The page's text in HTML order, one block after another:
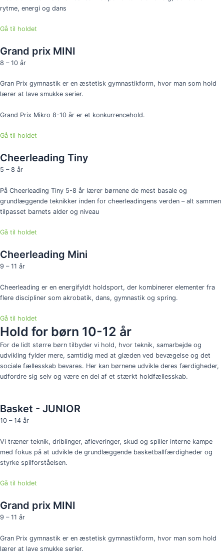
rytme, energi og dans
Gå til holdet
Grand prix MINI
8 – 10 år
Gran Prix gymnastik er en æstetisk gymnastikform, hvor man som hold
lærer at lave smukke serier.
Grand Prix Mikro 8-10 år er et konkurrencehold.
Gå til holdet
Cheerleading Tiny
5 – 8 år
På Cheerleading Tiny 5-8 år lærer børnene de mest basale og
grundlæggende teknikker inden for cheerleadingens verden – alt sammen
tilpasset barnets alder og niveau
Gå til holdet
Cheerleading Mini
9 – 11 år
Cheerleading er en energifyldt holdsport, der kombinerer elementer fra
flere discipliner som akrobatik, dans, gymnastik og spring.
Gå til holdet
Hold for børn 10-12 år
For de lidt større børn tilbyder vi hold, hvor teknik, samarbejde og
udvikling fylder mere, samtidig med at glæden ved bevægelse og det
sociale fællesskab bevares. Her kan børnene udvikle deres færdigheder,
udfordre sig selv og være en del af et stærkt holdfællesskab.
Basket - JUNIOR
10 – 14 år
Vi træner teknik, driblinger, afleveringer, skud og spiller interne kampe
med fokus på at udvikle de grundlæggende basketballfærdigheder og
styrke spilforståelsen.
Gå til holdet
Grand prix MINI
9 – 11 år
Gran Prix gymnastik er en æstetisk gymnastikform, hvor man som hold
lærer at lave smukke serier.